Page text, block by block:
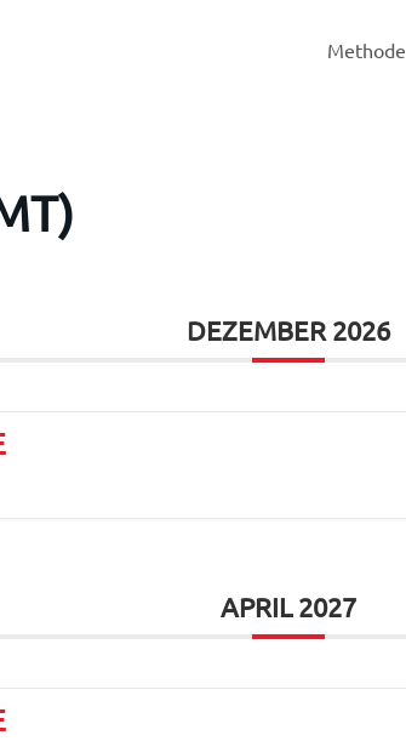
Methode
DEZEMBER 2026
APRIL 2027